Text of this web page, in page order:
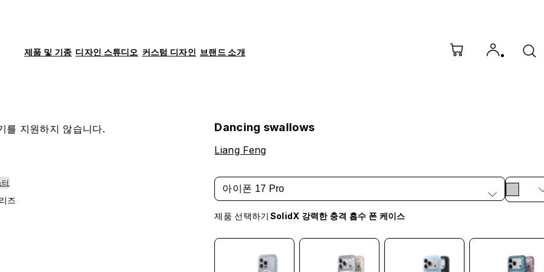
제품 및 기종 디자인 스튜디오 커스텀 디자인 브랜드 소개
를 지원하지 않습니다.
즈
Dancing swallows
Liang Feng
아이폰 17 Pro
제품 선택하기 SolidX 강력한 충격 흡수 폰 케이스